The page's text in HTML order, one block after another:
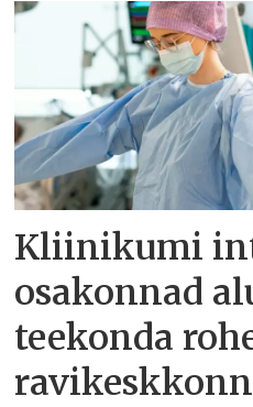
Kliinikumi
osakonnad
teekonda